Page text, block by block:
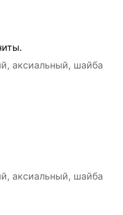
аксиальный, шайба
аксиальный, шайба